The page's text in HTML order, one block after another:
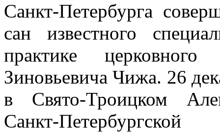
Санкт-Петербурга
сан известного
практике
Зиновьевича Чижа. 26
в Свято-Троицком
Санкт-